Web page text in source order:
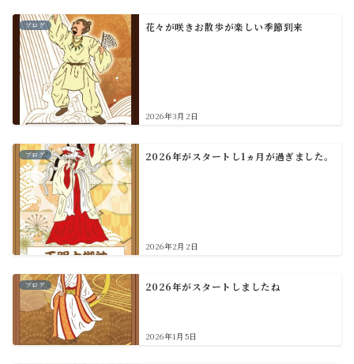
ブログ 花々が咲きお散歩が楽しい季節到来
2026年3月2日
ブログ 2026年がスタートし1ヵ月が過ぎました。
2026年2月2日
ブログ 2026年がスタートしましたね
2026年1月5日